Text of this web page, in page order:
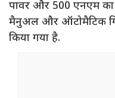
पावर और 500 एनएम का
मैनुअल और ऑटोमैटिक
किया गया है.